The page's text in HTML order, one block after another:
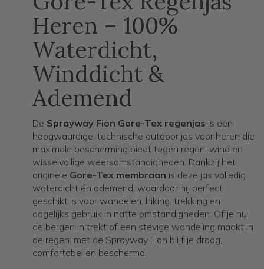
Heren – 100%
Waterdicht,
Winddicht &
Ademend
De Sprayway Fion Gore-Tex regenjas is een
hoogwaardige, technische outdoor jas voor heren die
maximale bescherming biedt tegen regen, wind en
wisselvallige weersomstandigheden. Dankzij het
originele Gore-Tex membraan is deze jas volledig
waterdicht én ademend, waardoor hij perfect
geschikt is voor wandelen, hiking, trekking en
dagelijks gebruik in natte omstandigheden. Of je nu
de bergen in trekt of een stevige wandeling maakt in
de regen: met de Sprayway Fion blijf je droog,
comfortabel en beschermd.